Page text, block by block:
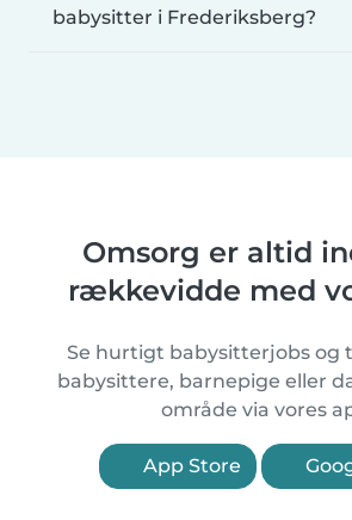
babysitter i Frederiksberg?
Omsorg er altid
rækkevidde med
Se hurtigt babysitterjobs og
babysittere, barnepige eller
område via vores
App Store